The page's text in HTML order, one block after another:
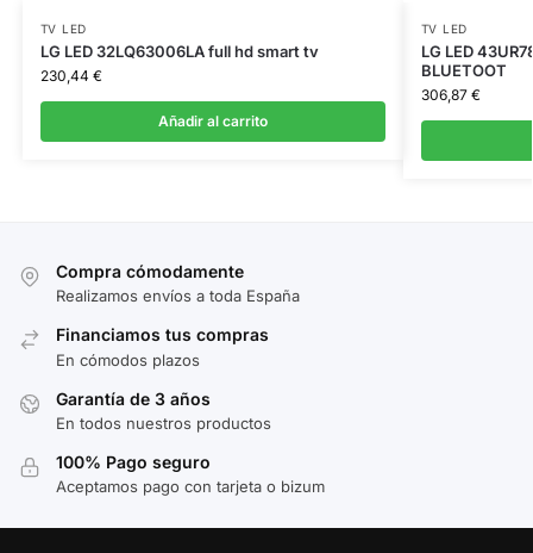
TV LED
LG LED 32LQ63006LA full hd smart tv
230,44 €
Añadir al carrito
TV LED
LG LED
BLUETOOT
306,87 €
Compra cómodamente
Realizamos envíos a toda España
Financiamos tus compras
En cómodos plazos
Garantía de 3 años
En todos nuestros productos
100% Pago seguro
Aceptamos pago con tarjeta o bizum